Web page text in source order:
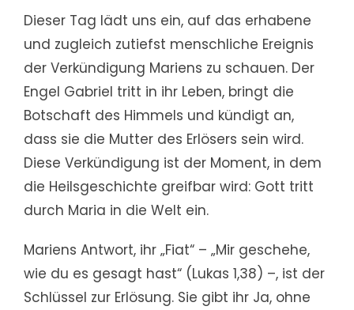
Dieser Tag lädt uns ein, auf das erhabene
und zugleich zutiefst menschliche Ereignis
der Verkündigung Mariens zu schauen. Der
Engel Gabriel tritt in ihr Leben, bringt die
Botschaft des Himmels und kündigt an,
dass sie die Mutter des Erlösers sein wird.
Diese Verkündigung ist der Moment, in dem
die Heilsgeschichte greifbar wird: Gott tritt
durch Maria in die Welt ein.
Mariens Antwort, ihr „Fiat“ – „Mir geschehe,
wie du es gesagt hast“ (Lukas 1,38) –, ist der
Schlüssel zur Erlösung. Sie gibt ihr Ja, ohne